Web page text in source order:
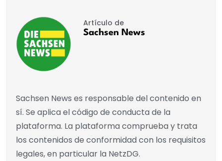
Artículo de
Sachsen News
Sachsen News es responsable del contenido en
sí. Se aplica el código de conducta de la
plataforma. La plataforma comprueba y trata
los contenidos de conformidad con los requisitos
legales, en particular la NetzDG.